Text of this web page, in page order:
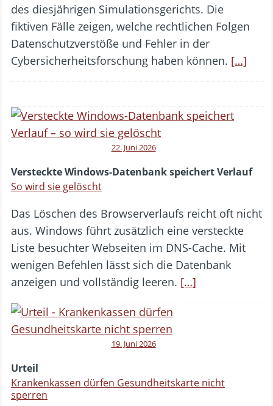
des diesjährigen Simulationsgerichts. Die
fiktiven Fälle zeigen, welche rechtlichen Folgen
Datenschutzverstöße und Fehler in der
Cybersicherheitsforschung haben können. […]
22. Juni 2026
Versteckte Windows-Datenbank speichert Verlauf
So wird sie gelöscht
Das Löschen des Browserverlaufs reicht oft nicht
aus. Windows führt zusätzlich eine versteckte
Liste besuchter Webseiten im DNS-Cache. Mit
wenigen Befehlen lässt sich die Datenbank
anzeigen und vollständig leeren. […]
19. Juni 2026
Urteil
Krankenkassen dürfen Gesundheitskarte nicht
sperren